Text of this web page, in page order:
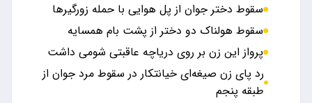
سقوط دختر جوان از پل هوایی با حمله زورگیرها
سقوط هولناک دو دختر از پشت بام همسایه
پرواز این زن بر روی دریاچه عاقبتی شومی داشت
رد پای زن صیغه‌ای خیانتکار در سقوط مرد جوان از
طبقه پنجم